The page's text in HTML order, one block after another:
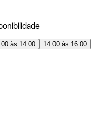
às 14:00
14:00 às 16:00